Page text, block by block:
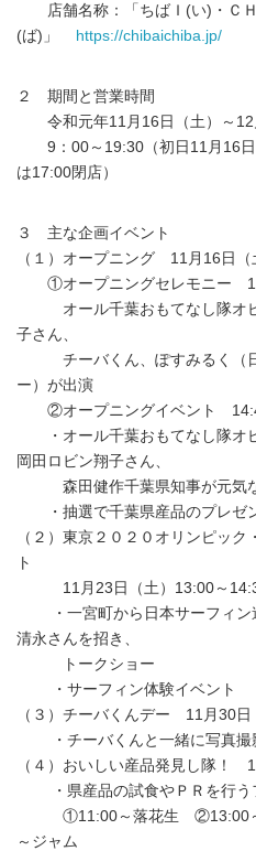
店舗名称：「ちばＩ(い)・ＣＨ
(ば)」
https://chibaichiba.jp/
２ 期間と営業時間
令和元年11月16日（土）～
9：00～19:30（初日11月16日
は17:00閉店）
３ 主な企画イベント
（１）オープニング 11月16日（
①オープニングセレモニー
オール千葉おもてなし隊オピ
子さん、
チーバくん、ぽすみるく（日
ー）が出演
②オープニングイベント
・オール千葉おもてなし隊オピ
岡田ロビン翔子さん、
森田健作千葉県知事が元気な
・抽選で千葉県産品のプレゼ
（２）東京２０２０オリンピッ
ト
11月23日（土）13:00～
・一宮町から日本サーフィ
清永さんを招き、
トークショー
・サーフィン体験イベント
（３）チーバくんデー 11月30日
・チーバくんと一緒に写真撮
（４）おいしい産品発見し隊！
・県産品の試食やＰＲを行う
①11:00～落花生 ②13:00～
～ジャム